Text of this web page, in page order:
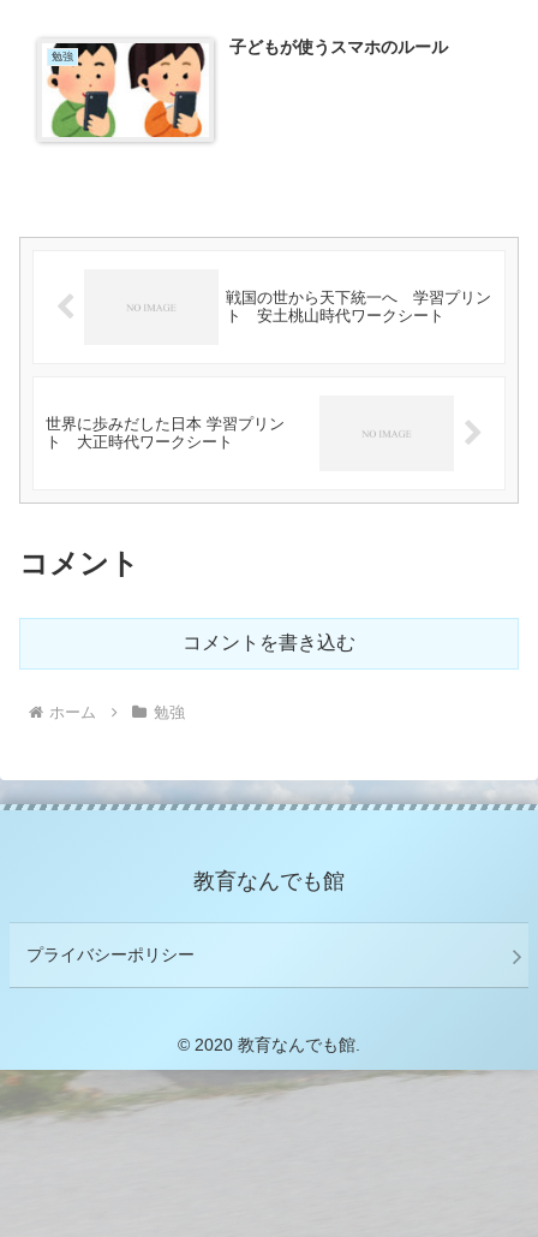
勉強 子どもが使うスマホのルール
戦国の世から天下統一へ 学習プリン
ト 安土桃山時代ワークシート
世界に歩みだした日本 学習プリン
ト 大正時代ワークシート
コメント
コメントを書き込む
ホーム 勉強
教育なんでも館
プライバシーポリシー
© 2020 教育なんでも館.